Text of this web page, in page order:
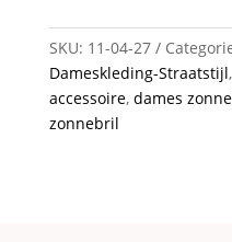
SKU: 11-04-27
Dameskleding-Straatstijl,
accessoire, dames
zonnebril